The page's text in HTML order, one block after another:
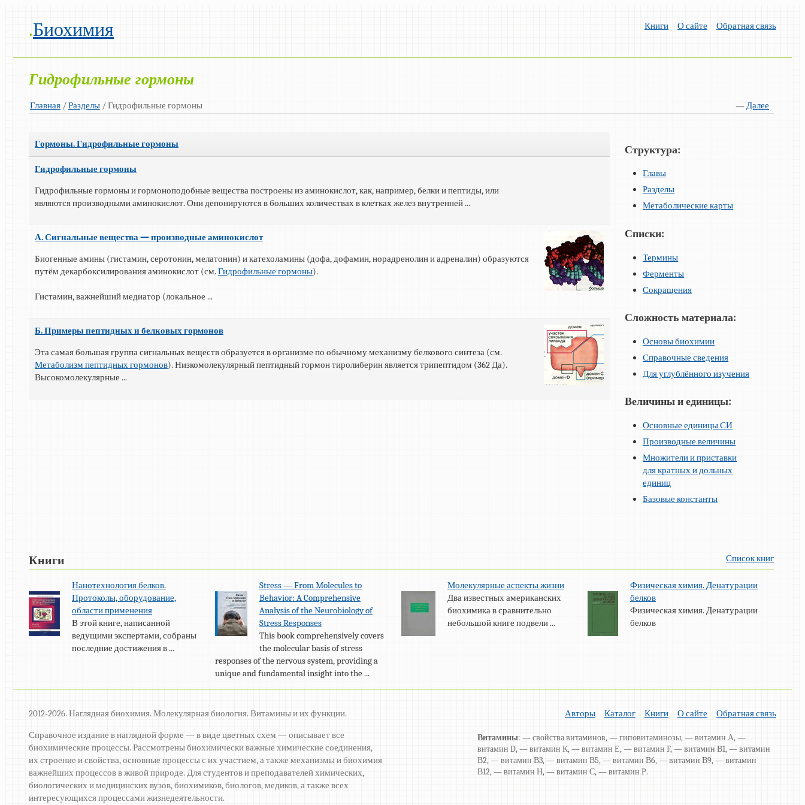
.Биохимия Книги О сайте Обратная связь
Гидрофильные гормоны
Главная / —Далее
Разделы / Гидрофильные гормоны
Гормоны. Гидрофильные гормоны
Гидрофильные гормоны
Гидрофильные гормоны и гормоноподобные вещества построены из аминокислот, как, например, белки и пептиды, или
являются производными аминокислот. Они депонируются в больших количествах в клетках желез внутренней ...
А. Сигнальные вещества — производные аминокислот
Биогенные амины (гистамин, серотонин, мелатонин) и катехоламины (дофа, дофамин, норадренолин и адреналин) образуются
путём декарбоксилирования аминокислот (см.Гидрофильные гормоны).
Гистамин, важнейший медиатор (локальное ...
Б. Примеры пептидных и белковых гормонов
Эта самая большая группа сигнальных веществ образуется в организме по обычному механизму белкового синтеза (см.
Метаболизм пептидных гормонов). Низкомолекулярный пептидный гормон тиролиберин является трипептидом (362 Да).
Высокомолекулярные ...
Структура:
Главы
Разделы
Метаболические карты
Списки:
Термины
Ферменты
Сокращения
Сложность материала:
Основы биохимии
Справочные сведения
Для углублённого изучения
Величины и единицы:
Основные единицы СИ
Производные величины
Множители и приставки
для кратных и дольных
единиц
Базовые константы
Книги Список книг
Нанотехнология белков.
Протоколы, оборудование,
области применения
В этой книге, написанной
ведущими экспертами, собраны
последние достижения в ...
Stress — From Molecules to
Behavior: A Comprehensive
Analysis of the Neurobiology of
Stress Responses
This book comprehensively covers
the molecular basis of stress
responses of the nervous system, providing a
unique and fundamental insight into the ...
Молекулярные аспекты жизни
Два известных американских
биохимика в сравнительно
небольшой книге подвели ...
Физическая химия. Денатурации
белков
Физическая химия. Денатурации
белков
2012-2026. Наглядная биохимия. Молекулярная биология. Витамины и их функции.
Справочное издание в наглядной форме — в виде цветных схем — описывает все
биохимические процессы. Рассмотрены биохимически важные химические соединения,
их строение и свойства, основные процессы с их участием, а также механизмы и биохимия
важнейших процессов в живой природе. Для студентов и преподавателей химических,
биологических и медицинских вузов, биохимиков, биологов, медиков, а также всех
интересующихся процессами жизнедеятельности.
Авторы Каталог Книги О сайте Обратная связь
Витамины: — свойства витаминов, — гиповитаминозы, — витамин А, —
витамин D, — витамин К, — витамин Е, — витамин F, — витамин В1, — витамин
В2, — витамин В3, — витамин В5, — витамин В6, — витамин В9, — витамин
В12, — витамин Н, — витамин С, — витамин Р.